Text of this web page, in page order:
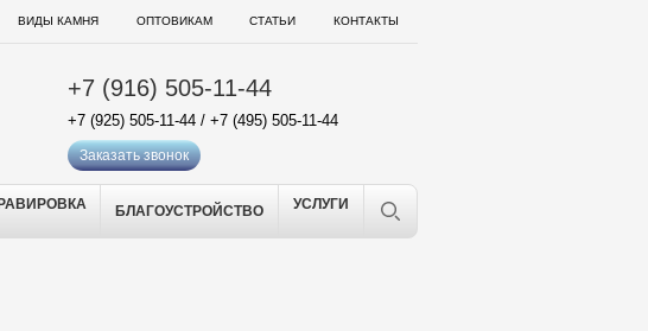
ВИДЫ КАМНЯ ОПТОВИКАМ СТАТЬИ КОНТАКТЫ
+7 (916) 505-11-44
+7 (925) 505-11-44 / +7 (495) 505-11-44
Заказать звонок
БЛАГОУСТРОЙСТВО УСЛУГИ